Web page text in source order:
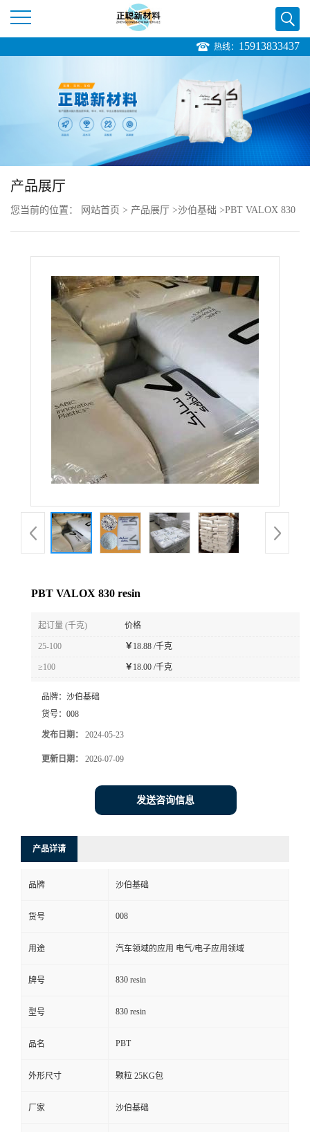
公
品
展
式
在
线
热线： 15913833437
产品展厅
您当前的位置： 网站首页 > 产品展厅 >沙伯基础 >PBT VALOX 830
PBT VALOX 830 resin
起订量 (千克) 价格
25-100 ￥18.88 /千克
≥100 ￥18.00 /千克
品牌： 沙伯基础
货号： 008
发布日期： 2024-05-23
更新日期： 2026-07-09
发送咨询信息
产品详请
品牌 沙伯基础
货号 008
用途 汽车领域的应用 电气/电子应用领域
牌号 830 resin
型号 830 resin
品名 PBT
外形尺寸 颗粒 25KG包
厂家 沙伯基础